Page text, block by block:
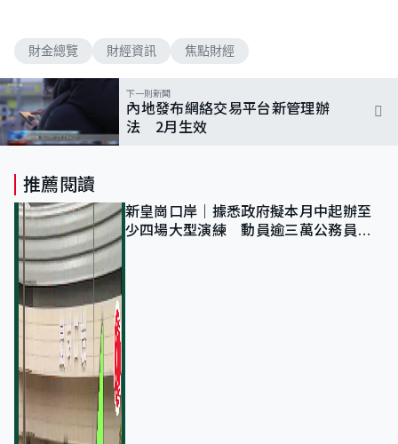
財金總覽 財經資訊 焦點財經
下一則新聞
內地發布網絡交易平台新管理辦
法 2月生效
推薦閱讀
新皇崗口岸｜據悉政府擬本月中起辦至
少四場大型演練 動員逾三萬公務員人